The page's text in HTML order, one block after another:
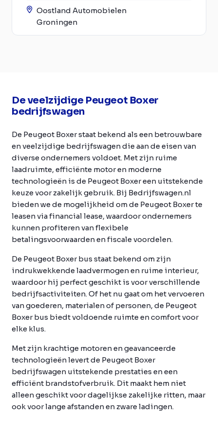
Oostland Automobielen
Groningen
De veelzijdige Peugeot Boxer
bedrijfswagen
De Peugeot Boxer staat bekend als een betrouwbare
en veelzijdige bedrijfswagen die aan de eisen van
diverse ondernemers voldoet. Met zijn ruime
laadruimte, efficiënte motor en moderne
technologieën is de Peugeot Boxer een uitstekende
keuze voor zakelijk gebruik. Bij Bedrijfswagen.nl
bieden we de mogelijkheid om de Peugeot Boxer te
leasen via financial lease, waardoor ondernemers
kunnen profiteren van flexibele
betalingsvoorwaarden en fiscale voordelen.
De Peugeot Boxer bus staat bekend om zijn
indrukwekkende laadvermogen en ruime interieur,
waardoor hij perfect geschikt is voor verschillende
bedrijfsactiviteiten. Of het nu gaat om het vervoeren
van goederen, materialen of personen, de Peugeot
Boxer bus biedt voldoende ruimte en comfort voor
elke klus.
Met zijn krachtige motoren en geavanceerde
technologieën levert de Peugeot Boxer
bedrijfswagen uitstekende prestaties en een
efficiënt brandstofverbruik. Dit maakt hem niet
alleen geschikt voor dagelijkse zakelijke ritten, maar
ook voor lange afstanden en zware ladingen.